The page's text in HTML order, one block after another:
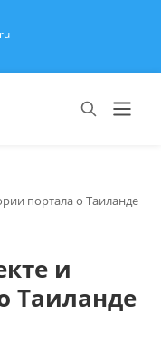
портала о Таиланде
и
Таиланде